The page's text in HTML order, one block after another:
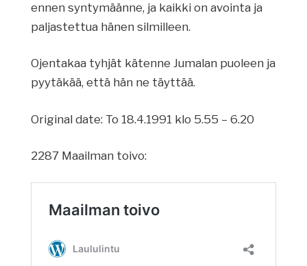
ennen syntymäänne, ja kaikki on avointa ja
paljastettua hänen silmilleen.
Ojentakaa tyhjät kätenne Jumalan puoleen ja
pyytäkää, että hän ne täyttää.
Original date: To 18.4.1991 klo 5.55 – 6.20
2287 Maailman toivo: